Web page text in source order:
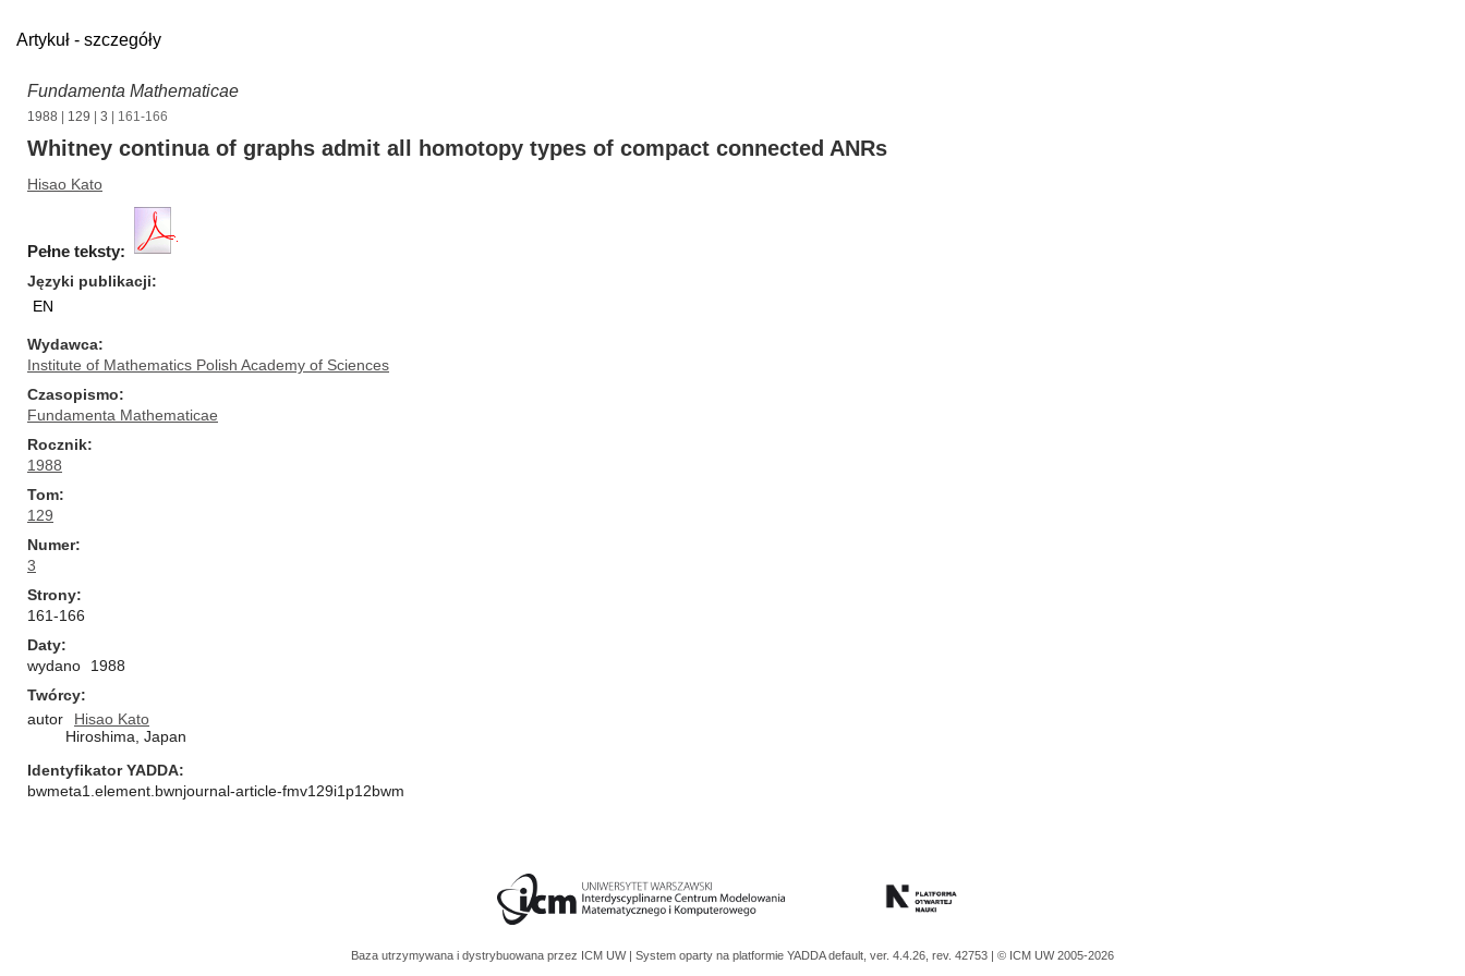
Artykuł - szczegóły
Fundamenta Mathematicae
1988 129 3 | 161-166
Whitney continua of graphs admit all homotopy types of compact connected ANRs
Hisao Kato
Pełne teksty:
Języki publikacji
EN
Wydawca
Institute of Mathematics Polish Academy of Sciences
Czasopismo
Fundamenta Mathematicae
Rocznik
1988
Tom
129
Numer
3
Strony
161-166
Daty
wydano
1988
Twórcy
autor
Hisao Kato
Hiroshima, Japan
Identyfikator YADDA
bwmeta1.element.bwnjournal-article-fmv129i1p12bwm
Baza utrzymywana i dystrybuowana przez ICM UW | System oparty na platformie YADDAdefault, ver. 4.4.26, rev. 42753 | © ICM UW 2005-2026